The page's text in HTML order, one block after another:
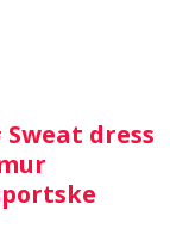
Sweat dress